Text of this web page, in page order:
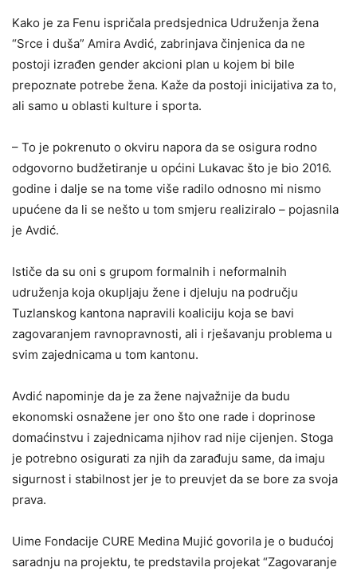
Kako je za Fenu ispričala predsjednica Udruženja žena
“Srce i duša” Amira Avdić, zabrinjava činjenica da ne
postoji izrađen gender akcioni plan u kojem bi bile
prepoznate potrebe žena. Kaže da postoji inicijativa za to,
ali samo u oblasti kulture i sporta.
– To je pokrenuto o okviru napora da se osigura rodno
odgovorno budžetiranje u općini Lukavac što je bio 2016.
godine i dalje se na tome više radilo odnosno mi nismo
upućene da li se nešto u tom smjeru realiziralo – pojasnila
je Avdić.
Ističe da su oni s grupom formalnih i neformalnih
udruženja koja okupljaju žene i djeluju na području
Tuzlanskog kantona napravili koaliciju koja se bavi
zagovaranjem ravnopravnosti, ali i rješavanju problema u
svim zajednicama u tom kantonu.
Avdić napominje da je za žene najvažnije da budu
ekonomski osnažene jer ono što one rade i doprinose
domaćinstvu i zajednicama njihov rad nije cijenjen. Stoga
je potrebno osigurati za njih da zarađuju same, da imaju
sigurnost i stabilnost jer je to preuvjet da se bore za svoja
prava.
Uime Fondacije CURE Medina Mujić govorila je o budućoj
saradnju na projektu, te predstavila projekat “Zagovaranje